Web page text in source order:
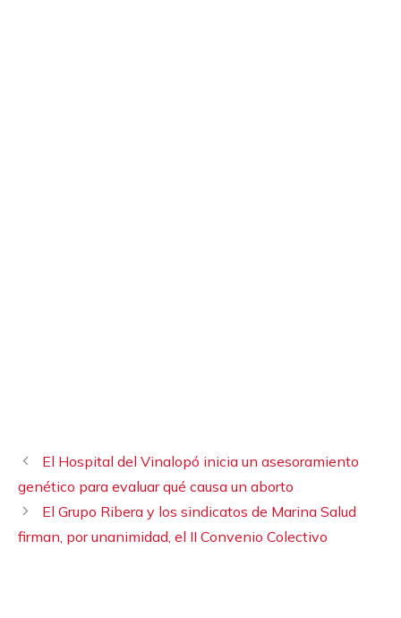
El Hospital del Vinalopó inicia un asesoramiento
genético para evaluar qué causa un aborto
El Grupo Ribera y los sindicatos de Marina Salud
firman, por unanimidad, el II Convenio Colectivo